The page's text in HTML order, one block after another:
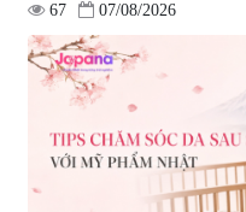
67
07/08/2026